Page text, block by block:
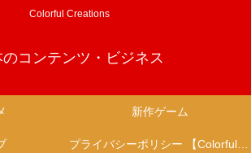
Colorful Creations
のコンテンツ・ビジネス
新作ゲーム
プライバシーポリシー 【Colorful Creation】